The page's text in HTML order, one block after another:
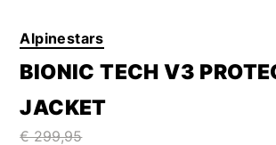
Alpinestars
BIONIC TECH V3
JACKET
€ 299,95